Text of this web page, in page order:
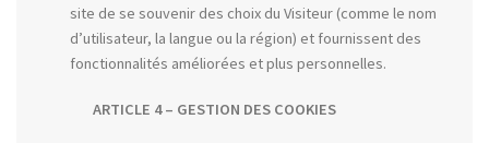
site de se souvenir des choix du Visiteur (comme le nom
d’utilisateur, la langue ou la région) et fournissent des
fonctionnalités améliorées et plus personnelles.
ARTICLE 4 – GESTION DES COOKIES